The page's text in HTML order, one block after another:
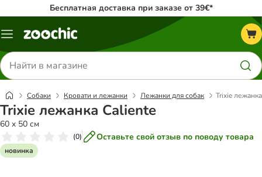
Бесплатная доставка при заказе от 39€*
Каталог
Поиск
товаров
Собаки Кровати и лежанки Лежанки для собак Trixie
Trixie лежанка Caliente
60 x 50 см
(0) Оставьте свой отзыв по поводу товара
новинка